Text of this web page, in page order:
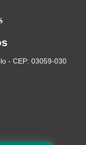
- CEP: 03059-030